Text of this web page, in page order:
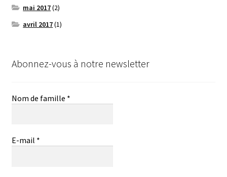
mai 2017(2)
avril 2017(1)
Abonnez-vous à notre newsletter
Nom de famille *
E-mail *